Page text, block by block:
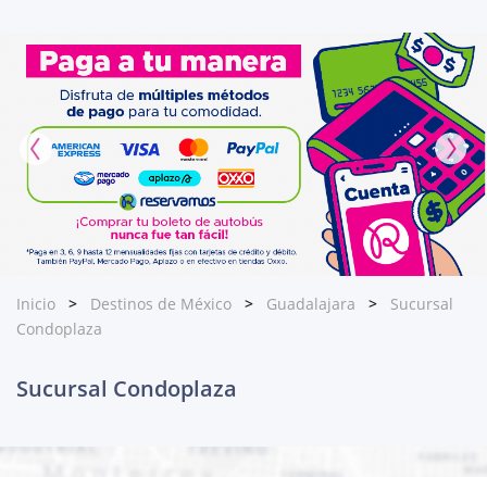
Inicio Destinos de México Guadalajara
Sucursal
Condoplaza
Sucursal Condoplaza